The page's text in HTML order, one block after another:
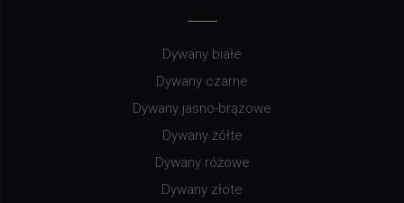
Dywany białe
Dywany czarne
Dywany jasno-brązowe
Dywany żółte
Dywany różowe
Dywany złote